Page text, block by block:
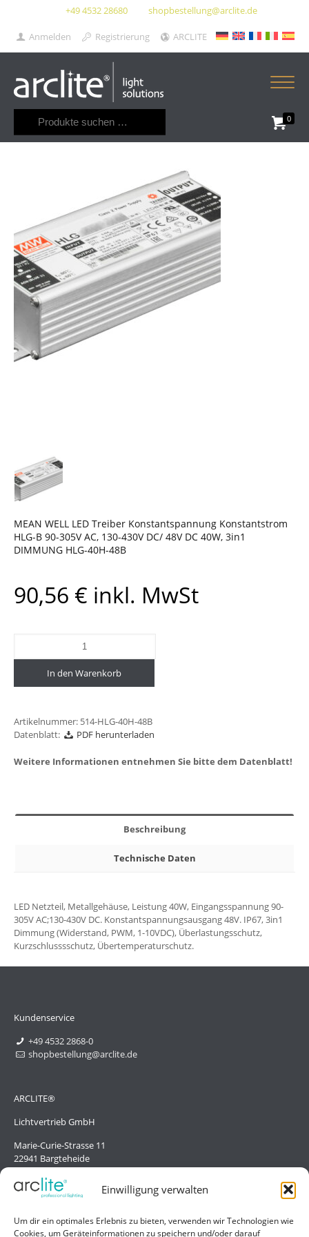
Einwilligung verwalten
Um dir ein optimales Erlebnis zu bieten, verwenden wir Technologien wie
Cookies, um Geräteinformationen zu speichern und/oder darauf
+49 4532 28680 shopbestellung@arclite.de
Anmelden Registrierung ARCLITE
0
MEAN WELL LED Treiber Konstantspannung Konstantstrom
HLG-B 90-305V AC, 130-430V DC/ 48V DC 40W, 3in1
DIMMUNG HLG-40H-48B
90,56 € inkl. MwSt
In den Warenkorb
Artikelnummer: 514-HLG-40H-48B
Datenblatt:
PDF herunterladen
Weitere Informationen entnehmen Sie bitte dem Datenblatt!
Beschreibung
Technische Daten
LED Netzteil, Metallgehäuse, Leistung 40W, Eingangsspannung 90-
305V AC;130-430V DC. Konstantspannungsausgang 48V. IP67, 3in1
Dimmung (Widerstand, PWM, 1-10VDC), Überlastungsschutz,
Kurzschlusssschutz, Übertemperaturschutz.
Kundenservice
+49 4532 2868-0
shopbestellung@arclite.de
ARCLITE®
Lichtvertrieb GmbH
Marie-Curie-Strasse 11
22941 Bargteheide
Deutschland/Germany
Hilfe